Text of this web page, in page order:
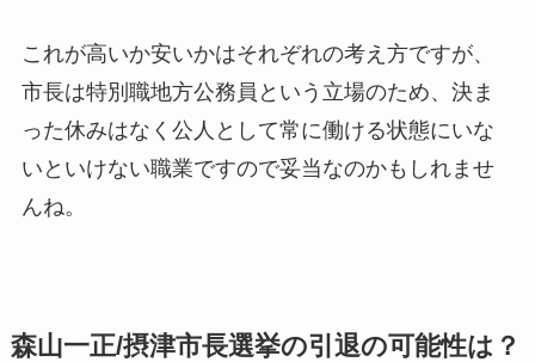
これが高いか安いかはそれぞれの考え方ですが、
市長は特別職地方公務員という立場のため、決ま
った休みはなく公人として常に働ける状態にいな
いといけない職業ですので妥当なのかもしれませ
んね。
森山一正/摂津市長選挙の引退の可能性は？